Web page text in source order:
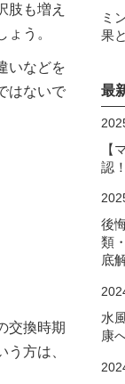
肢も増え
う。
いなどを
はないで
交換時期
方は、
ミ
果
最
【
認
後
類
底
水
康